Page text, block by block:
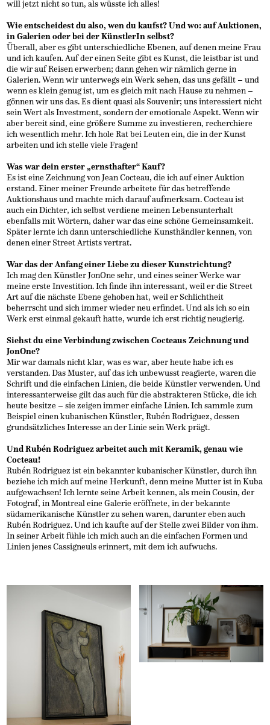
will jetzt nicht so tun, als wüsste ich alles!
Wie entscheidest du also, wen du kaufst? Und wo: auf Auktionen,
in Galerienoder bei der KünstlerIn selbst?
Überall, aber es gibt unterschiedliche Ebenen, auf denen meine Frau
und ich kaufen. Auf der einen Seite gibt es Kunst, die leistbar ist und
die wir auf Reisen erwerben; dann gehen wir nämlich gerne in
Galerien. Wenn wir unterwegs ein Werk sehen, das uns gefällt – und
wenn es klein genug ist, um es gleich mit nach Hause zu nehmen –
gönnen wir uns das. Es dient quasi als Souvenir; uns interessiert nicht
sein Wert als Investment, sondern der emotionale Aspekt. Wenn wir
aber bereit sind, eine größere Summe zu investieren, recherchiere
ich wesentlich mehr. Ich hole Rat bei Leuten ein, die in der Kunst
arbeiten und ich stelle viele Fragen!
Was war dein erster „ernsthafter“ Kauf?
Es ist eine Zeichnung von Jean Cocteau, die ich auf einer Auktion
erstand. Einer meiner Freunde arbeitete für das betreffende
Auktionshaus und machte mich darauf aufmerksam. Cocteau ist
auch ein Dichter, ich selbst verdiene meinen Lebensunterhalt
ebenfalls mit Wörtern, daher war das eine schöne Gemeinsamkeit.
Später lernte ich dann unterschiedliche Kunsthändler kennen, von
denen einer Street Artists vertrat.
War das der Anfang einer Liebe zu dieser Kunstrichtung?
Ich mag den Künstler JonOne sehr, und eines seiner Werke war
meine erste Investition. Ich finde ihn interessant, weil er die Street
Art auf die nächste Ebene gehoben hat, weil er Schlichtheit
beherrscht und sich immer wieder neu erfindet. Und als ich so ein
Werk erst einmal gekauft hatte, wurde ich erst richtig neugierig.
Siehst du eine Verbindung zwischen Cocteaus Zeichnung und
JonOne?
Mir war damals nicht klar, was es war, aber heute habe ich es
verstanden. Das Muster, auf das ich unbewusst reagierte, waren die
Schrift und die einfachen Linien, die beide Künstler verwenden. Und
interessanterweise gilt das auch für die abstrakteren Stücke, die ich
heute besitze – sie zeigen immer einfache Linien. Ich sammle zum
Beispiel einen kubanischen Künstler, Rubén Rodriguez, dessen
grundsätzliches Interesse an der Linie sein Werk prägt.
Und Rubén Rodriguez arbeitet auch mit Keramik, genau wie
Cocteau!
Rubén Rodriguez ist ein bekannter kubanischer Künstler, durch ihn
beziehe ich mich auf meine Herkunft, denn meine Mutter ist in Kuba
aufgewachsen! Ich lernte seine Arbeit kennen, als mein Cousin, der
Fotograf, in Montreal eine Galerie eröffnete, in der bekannte
südamerikanische Künstler zu sehen waren, darunter eben auch
Rubén Rodriguez. Und ich kaufte auf der Stelle zwei Bilder von ihm.
In seiner Arbeit fühle ich mich auch an die einfachen Formen und
Linien jenes Cassigneuls erinnert, mit dem ich aufwuchs.